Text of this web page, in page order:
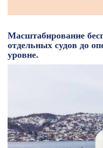
Масштабирование
отдельных судов до
уровне.